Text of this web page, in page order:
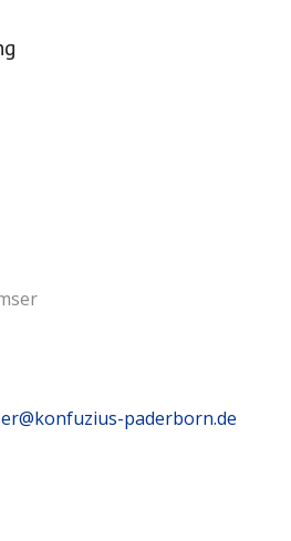
paderborn.de